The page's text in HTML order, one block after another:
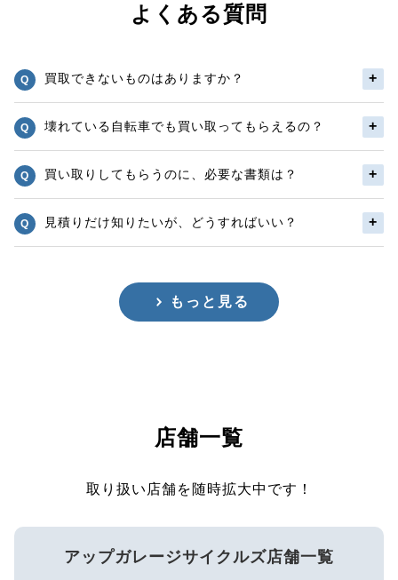
よくある質問
買取できないものはありますか？
壊れている自転車でも買い取ってもらえるの？
買い取りしてもらうのに、必要な書類は？
見積りだけ知りたいが、どうすればいい？
もっと見る
店舗一覧
取り扱い店舗を随時拡大中です！
アップガレージサイクルズ店舗一覧